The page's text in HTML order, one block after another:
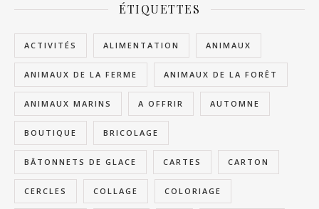
ÉTIQUETTES
ACTIVITÉS ALIMENTATION ANIMAUX
ANIMAUX DE LA FERME ANIMAUX DE LA FORÊT
ANIMAUX MARINS A OFFRIR AUTOMNE
BOUTIQUE BRICOLAGE
BÂTONNETS DE GLACE CARTES CARTON
CERCLES COLLAGE COLORIAGE